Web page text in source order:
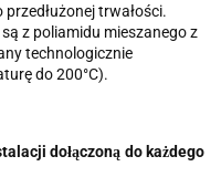
przedłużonej trwałości.
ą z poliamidu mieszanego z
technologicznie
ędo 200°C).
dołączoną do każdego